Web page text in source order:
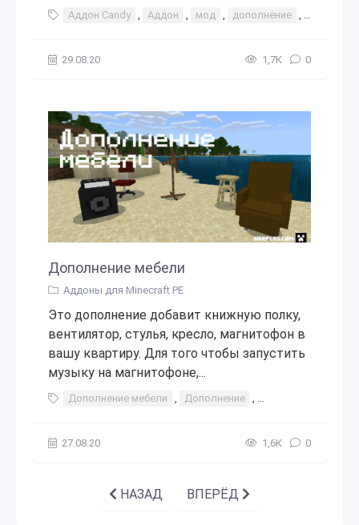
Аддон Candy , Аддон , мод , дополнение , како
29.08.20 1,7К 0
Дополнение мебели
Аддоны для Minecraft PE
Это дополнение добавит книжную полку,
вентилятор, стулья, кресло, магнитофон в
вашу квартиру. Для того чтобы запустить
музыку на магнитофоне,...
Дополнение мебели , Дополнение , мебели
27.08.20 1,6К 0
НАЗАД ВПЕРЁД